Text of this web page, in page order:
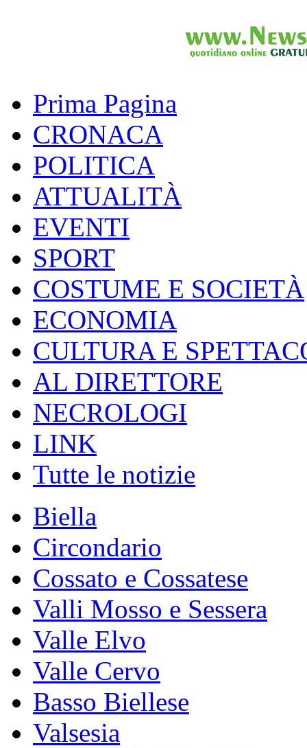
Prima Pagina
CRONACA
POLITICA
ATTUALITÀ
EVENTI
SPORT
COSTUME E SOCIETÀ
ECONOMIA
CULTURA E
AL DIRETTORE
NECROLOGI
LINK
Tutte le notizie
Biella
Circondario
Cossato e Cossatese
Valli Mosso e Sessera
Valle Elvo
Valle Cervo
Basso Biellese
Valsesia